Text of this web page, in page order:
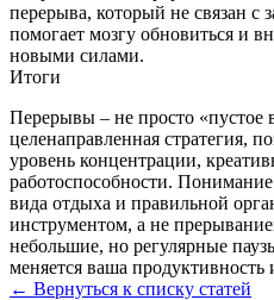
перерыва, который не связан с
помогает мозгу обновиться и
новыми силами.
Итоги
Перерывы – не просто «пустое
целенаправленная стратегия,
уровень концентрации,
работоспособности.
вида отдыха и правильной
инструментом, а не
небольшие, но регулярные
меняется ваша продуктивность
← Вернуться к списку статей